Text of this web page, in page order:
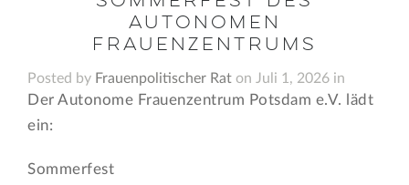
Autonomen
Frauenzentrums
Posted by Frauenpolitischer Rat on Juli 1, 2026 in
Der Autonome Frauenzentrum Potsdam e.V. lädt
ein:
Sommerfest